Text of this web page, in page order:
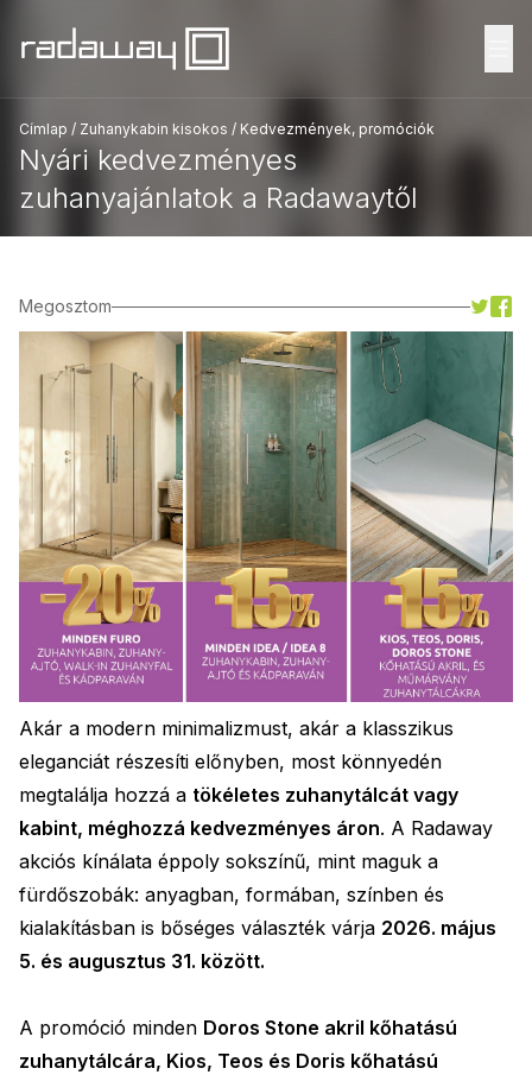
Címlap / Zuhanykabin kisokos / Kedvezmények, promóciók
Nyári kedvezményes
zuhanyajánlatok a Radawaytől
Akár a modern minimalizmust, akár a klasszikus
eleganciát részesíti előnyben, most könnyedén
megtalálja hozzá a tökéletes zuhanytálcát vagy
kabint, méghozzá kedvezményes áron. A Radaway
akciós kínálata éppoly sokszínű, mint maguk a
fürdőszobák: anyagban, formában, színben és
kialakításban is bőséges választék várja 2026. május
5. és augusztus 31. között.
A promóció minden Doros Stone akril kőhatású
zuhanytálcára, Kios, Teos és Doris kőhatású
Megosztom